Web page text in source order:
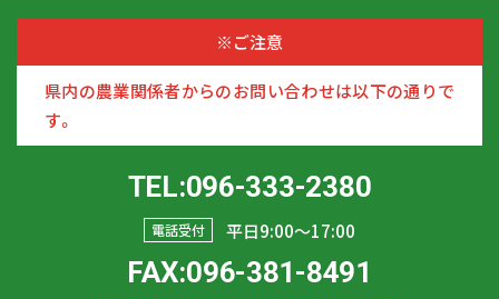
※ご注意
県内の農業関係者からのお問い合わせは以下の通りで
す。
TEL:096-333-2380
電話受付 平日9:00〜17:00
FAX:096-381-8491